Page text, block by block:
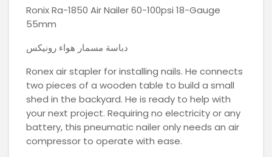
Ronix Ra-1850 Air Nailer 60-100psi 18-Gauge
55mm
دباسة مسمار هواء رونيكس
Ronex air stapler for installing nails. He connects
two pieces of a wooden table to build a small
shed in the backyard. He is ready to help with
your next project. Requiring no electricity or any
battery, this pneumatic nailer only needs an air
compressor to operate with ease.